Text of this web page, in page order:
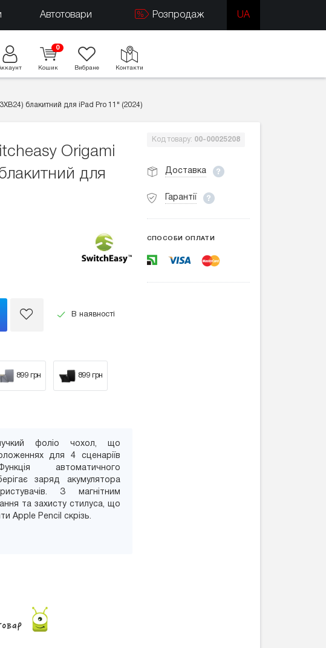
Автотовари Розпродаж UA
0
Кошик Вибране Контакти
блакитний для iPad Pro 11" (2024)
Origami
для
В наявності
899 грн 899 грн
фоліо чохол, що
для 4 сценаріїв
автоматичного
заряд акумулятора
З магнітним
та захисту стилуса, що
Apple Pencil скрізь.
Код товару: 00-00025208
Доставка
Гарантії
СПОСОБИ ОПЛАТИ